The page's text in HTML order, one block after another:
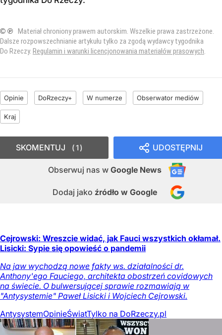
© ℗ Materiał chroniony prawem autorskim. Wszelkie prawa zastrzeżone.
Dalsze rozpowszechnianie artykułu tylko za zgodą wydawcy tygodnika
Do Rzeczy. Regulamin i warunki licencjonowania materiałów prasowych
Opinie DoRzeczy+ W numerze Obserwator mediów
Kraj
UDOSTĘPNIJ
Obserwuj nas w Google News
Dodaj jako źródło w Google
SKOMENTUJ 1
Cejrowski: Wreszcie widać, jak Fauci wszystkich okłamał.
Lisicki: Sypie się opowieść o pandemii
Na jaw wychodzą nowe fakty ws. działalności dr.
Anthony'ego Fauciego, architekta obostrzeń covidowych
na świecie. O bulwersującej sprawie rozmawiają w
"Antysystemie" Paweł Lisicki i Wojciech Cejrowski.
AntysystemOpinieŚwiatTylko na DoRzeczy.pl